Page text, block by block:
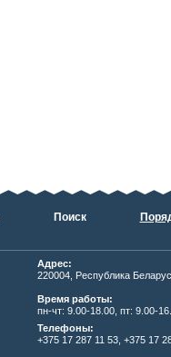
Поиск
Адрес:
220004, Республика
Время работы:
пн-чт: 9.00-18.00, пт: 9.00-
Телефоны:
+375 17 287 11 53, +375 17